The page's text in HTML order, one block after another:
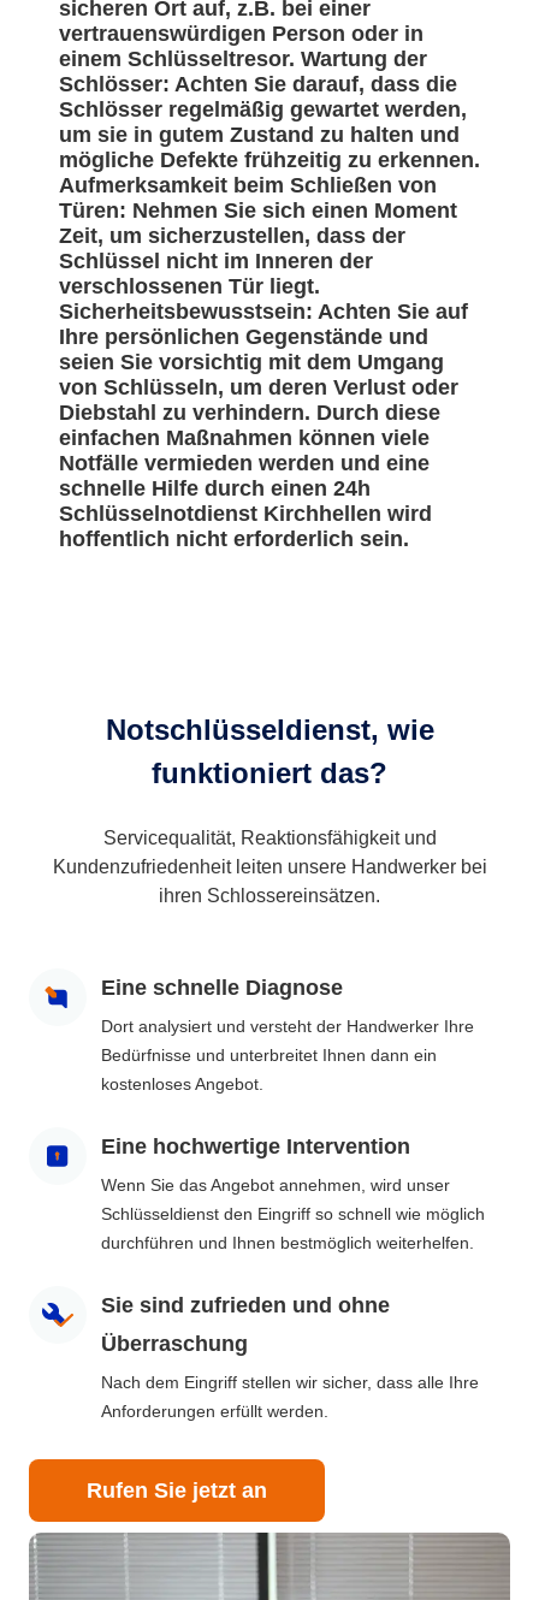
sicheren Ort auf, z.B. bei einer
vertrauenswürdigen Person oder in
einem Schlüsseltresor. Wartung der
Schlösser: Achten Sie darauf, dass die
Schlösser regelmäßig gewartet werden,
um sie in gutem Zustand zu halten und
mögliche Defekte frühzeitig zu erkennen.
Aufmerksamkeit beim Schließen von
Türen: Nehmen Sie sich einen Moment
Zeit, um sicherzustellen, dass der
Schlüssel nicht im Inneren der
verschlossenen Tür liegt.
Sicherheitsbewusstsein: Achten Sie auf
Ihre persönlichen Gegenstände und
seien Sie vorsichtig mit dem Umgang
von Schlüsseln, um deren Verlust oder
Diebstahl zu verhindern. Durch diese
einfachen Maßnahmen können viele
Notfälle vermieden werden und eine
schnelle Hilfe durch einen 24h
Schlüsselnotdienst Kirchhellen wird
hoffentlich nicht erforderlich sein.
Notschlüsseldienst, wie
funktioniert das?
Servicequalität, Reaktionsfähigkeit und
Kundenzufriedenheit leiten unsere Handwerker bei
ihren Schlossereinsätzen.
Eine schnelle Diagnose
Dort analysiert und versteht der Handwerker Ihre
Bedürfnisse und unterbreitet Ihnen dann ein
kostenloses Angebot.
Eine hochwertige Intervention
Wenn Sie das Angebot annehmen, wird unser
Schlüsseldienst den Eingriff so schnell wie möglich
durchführen und Ihnen bestmöglich weiterhelfen.
Sie sind zufrieden und ohne
Überraschung
Nach dem Eingriff stellen wir sicher, dass alle Ihre
Anforderungen erfüllt werden.
Rufen Sie jetzt an